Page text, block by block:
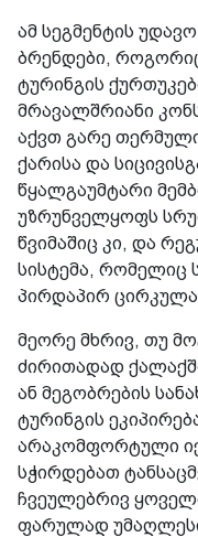
ამ სეგმენტის
ბრენდები,
ტურინგის
მრავალშრიანი
აქვთ გარე
ქარისა და
წყალგაუმტარი
უზრუნველყოფს
წვიმაშიც კი, და
სისტემა, რომელიც
პირდაპირ
მეორე მხრივ, თუ
ძირითადად
ან მეგობრების
ტურინგის
არაკომფორტული
სჭირდებათ
ჩვეულებრივ
ფარულად